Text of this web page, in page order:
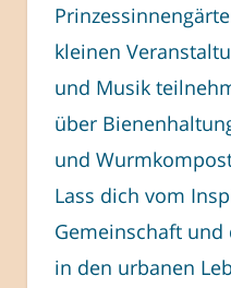
kleinen
und Musik
über
und
Lass dich vom
Gemeinschaft und
in den urbanen